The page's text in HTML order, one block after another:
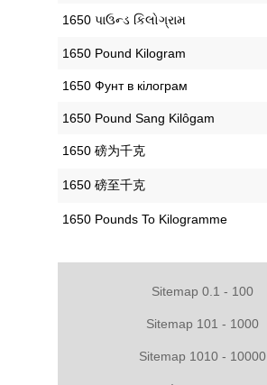
‎1650 પાઉન્ડ કિલોગ્રામ
‎1650 Pound Kilogram
‎1650 Фунт в кілограм
‎1650 Pound Sang Kilôgam
‎1650 磅为千克
‎1650 磅至千克
‎1650 Pounds To Kilogramme
Sitemap 0.1 - 100
Sitemap 101 - 1000
Sitemap 1010 - 10000